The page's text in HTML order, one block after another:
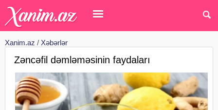
Xanim.az / Xəbərlər
Zəncəfil dəmləməsinin faydaları